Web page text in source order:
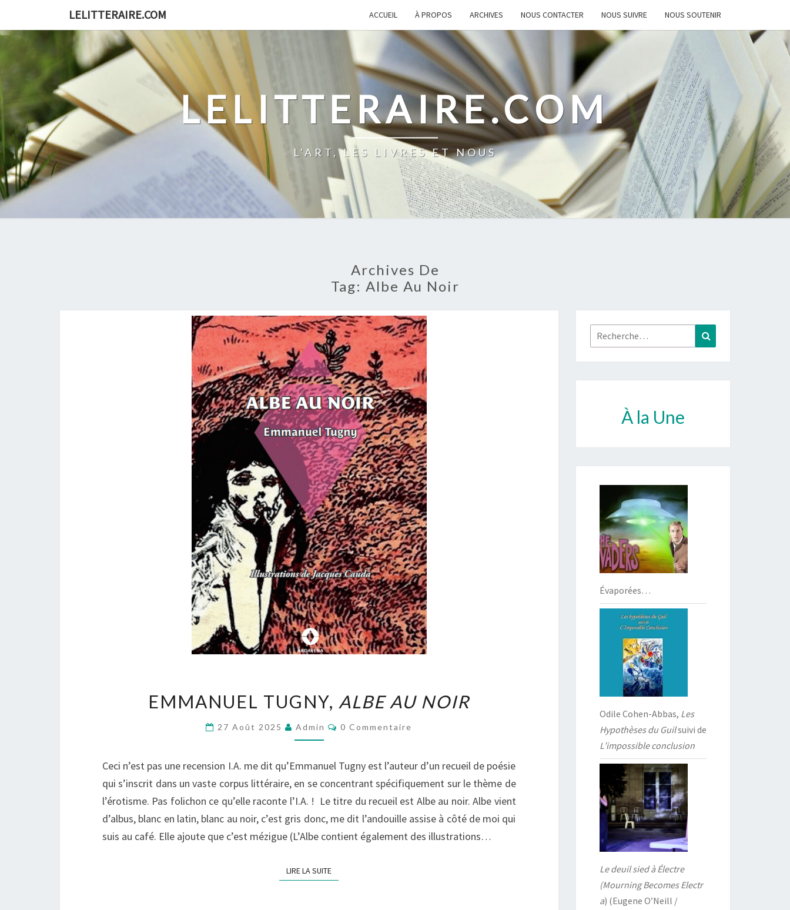
content
LELITTERAIRE.COM ACCUEIL À PROPOS ARCHIVES NOUS CONTACTER NOUS SUIVRE NOUS SOUTENIR
LELITTERAIRE.COM
L'ART, LES LIVRES ET NOUS
Archives De
Tag: Albe Au Noir
TUGNY,
ALBE
AU
EMMANUEL TUGNY, ALBE AU NOIR
27 Août 2025 Admin Commentaires
0 Commentaire
Ceci n’est pas une recension I.A. me dit qu’Emmanuel Tugny est l’auteur d’un recueil de poésie
qui s’inscrit dans un vaste corpus littéraire, en se concentrant spécifiquement sur le thème de
l’érotisme. Pas folichon ce qu’elle raconte l’I.A. ! Le titre du recueil est Albe au noir. Albe vient
d’albus, blanc en latin, blanc au noir, c’est gris donc, me dit l’andouille assise à côté de moi qui
suis au café. Elle ajoute que c’est mézigue (L’Albe contient également des illustrations…
LIRE LA SUITELIRE LA SUITE
Rechercher :
À la Une
Évaporées…
Odile Cohen-Abbas, Les
Hypothèses du Guilsuivi de
L’impossible conclusion
Le deuil sied à Électre
(Mourning Becomes Electr
a) (Eugene O’Neill /